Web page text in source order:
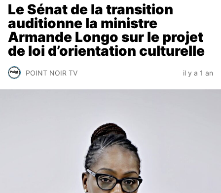
Le Sénat de la transition
auditionne la ministre
Armande Longo sur le projet
de loi d’orientation culturelle
POINT NOIR TV il y a 1 an